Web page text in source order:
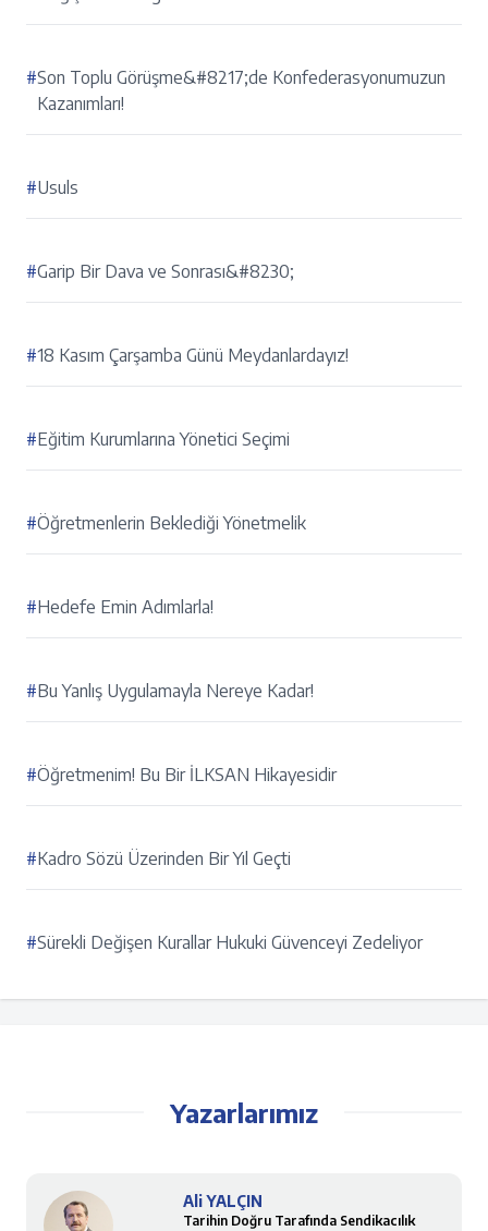
#Son Toplu Görüşme&#8217;de Konfederasyonumuzun
Kazanımları!
#Usuls
#Garip Bir Dava ve Sonrası&#8230;
#18 Kasım Çarşamba Günü Meydanlardayız!
#Eğitim Kurumlarına Yönetici Seçimi
#Öğretmenlerin Beklediği Yönetmelik
#Hedefe Emin Adımlarla!
#Bu Yanlış Uygulamayla Nereye Kadar!
#Öğretmenim! Bu Bir İLKSAN Hikayesidir
#Kadro Sözü Üzerinden Bir Yıl Geçti
#Sürekli Değişen Kurallar Hukuki Güvenceyi Zedeliyor
Yazarlarımız
Ali YALÇIN
Tarihin Doğru Tarafında Sendikacılık